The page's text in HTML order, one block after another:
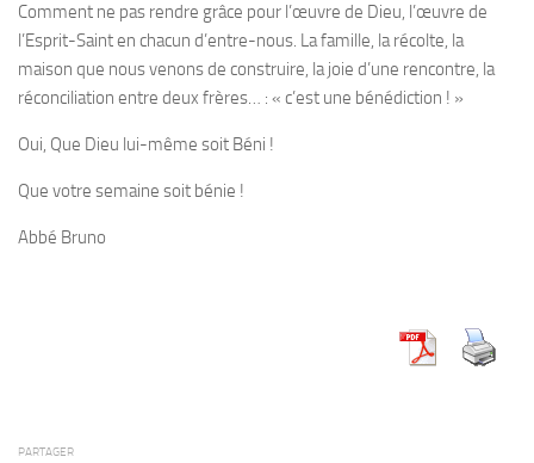
Comment ne pas rendre grâce pour l’œuvre de Dieu, l’œuvre de
l’Esprit-Saint en chacun d’entre-nous. La famille, la récolte, la
maison que nous venons de construire, la joie d’une rencontre, la
réconciliation entre deux frères… : « c’est une bénédiction ! »
Oui, Que Dieu lui-même soit Béni !
Que votre semaine soit bénie !
Abbé Bruno
PARTAGER